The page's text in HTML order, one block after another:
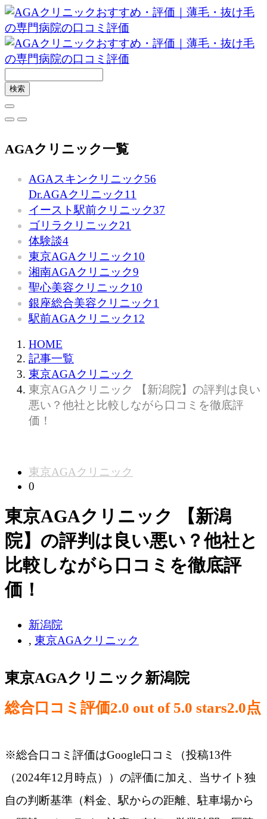
AGAクリニック一覧
AGAスキンクリニック56
Dr.AGAクリニック11
イースト駅前クリニック37
ゴリラクリニック21
体験談4
東京AGAクリニック10
湘南AGAクリニック9
聖心美容クリニック10
銀座総合美容クリニック1
駅前AGAクリニック12
HOME
記事一覧
東京AGAクリニック
東京AGAクリニック 【新潟院】の評判は良い
悪い？他社と比較しながら口コミを徹底評
価！
東京AGAクリニック
0
東京AGAクリニック 【新潟
院】の評判は良い悪い？他社と
比較しながら口コミを徹底評
価！
新潟院
, 東京AGAクリニック
東京AGAクリニック新潟院
総合口コミ評価2.0 out of 5.0 stars2.0点
※総合口コミ評価はGoogle口コミ（投稿13件
（2024年12月時点））の評価に加え、当サイト独
自の判断基準（料金、駅からの距離、駐車場から